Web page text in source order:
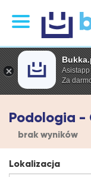
Podologia -
brak wyników
Lokalizacja
Asistapp
Za